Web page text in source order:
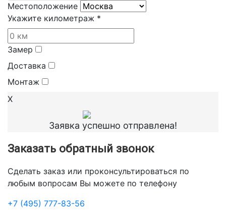
Местоположение
Укажите километраж *
Замер
Доставка
Монтаж
X
Заявка успешно отправлена!
Заказать обратный звонок
Сделать заказ или проконсультироваться по
любым вопросам Вы можете по телефону
+7 (495) 777-83-56